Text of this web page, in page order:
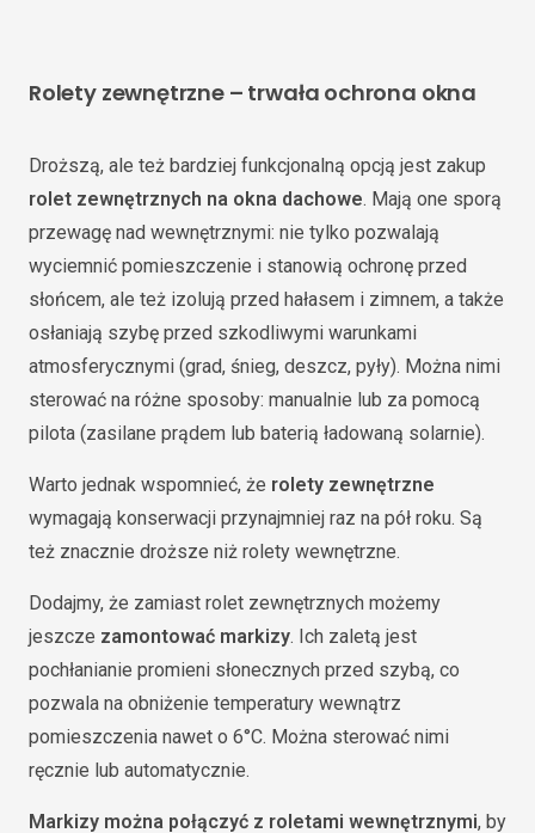
Rolety zewnętrzne – trwała ochrona okna
Droższą, ale też bardziej funkcjonalną opcją jest zakup
rolet zewnętrznych na okna dachowe. Mają one sporą
przewagę nad wewnętrznymi: nie tylko pozwalają
wyciemnić pomieszczenie i stanowią ochronę przed
słońcem, ale też izolują przed hałasem i zimnem, a także
osłaniają szybę przed szkodliwymi warunkami
atmosferycznymi (grad, śnieg, deszcz, pyły). Można nimi
sterować na różne sposoby: manualnie lub za pomocą
pilota (zasilane prądem lub baterią ładowaną solarnie).
Warto jednak wspomnieć, że rolety zewnętrzne
wymagają konserwacji przynajmniej raz na pół roku. Są
też znacznie droższe niż rolety wewnętrzne.
Dodajmy, że zamiast rolet zewnętrznych możemy
jeszcze zamontować markizy. Ich zaletą jest
pochłanianie promieni słonecznych przed szybą, co
pozwala na obniżenie temperatury wewnątrz
pomieszczenia nawet o 6°C. Można sterować nimi
ręcznie lub automatycznie.
Markizy można połączyć z roletami wewnętrznymi, by